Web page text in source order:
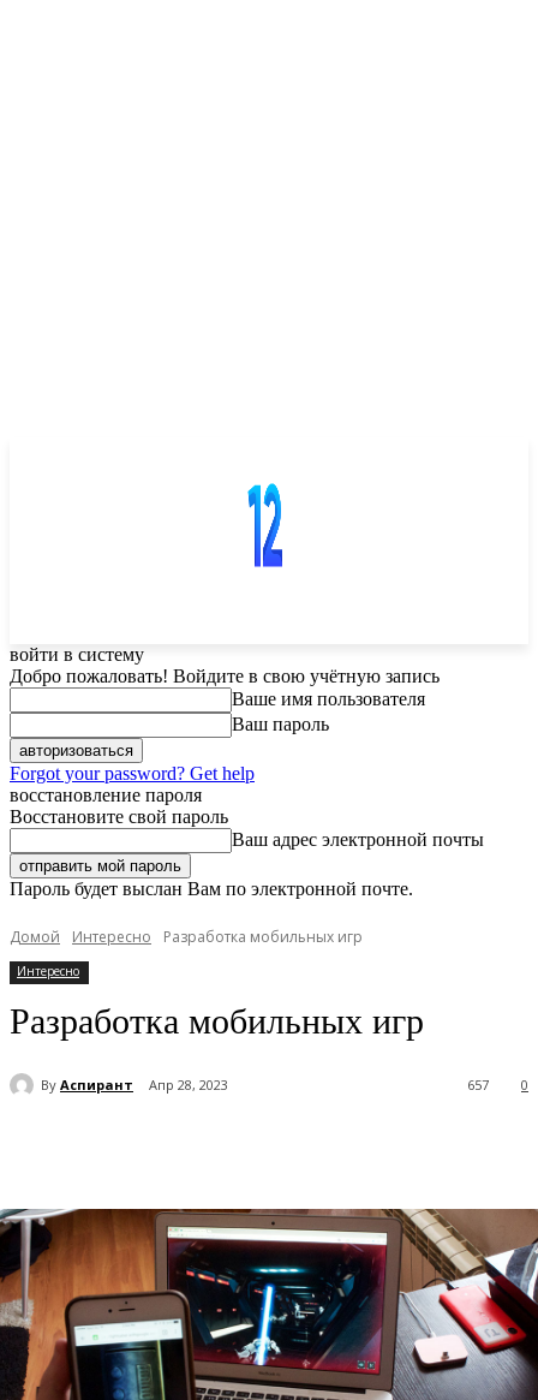
войти в систему
Добро пожаловать! Войдите в свою учётную запись
Ваше имя пользователя
Ваш пароль
Forgot your password? Get help
восстановление пароля
Восстановите свой пароль
Ваш адрес электронной почты
Пароль будет выслан Вам по электронной почте.
Домой Интересно Разработка мобильных игр
Интересно
Разработка мобильных игр
By Аспирант Апр 28, 2023 0
657